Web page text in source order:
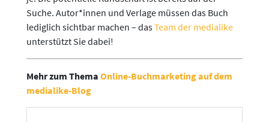
Suche. Autor*innen und Verlage müssen das Buch
lediglich sichtbar machen – dasTeam der medialike
unterstützt Sie dabei!
Mehr zum Thema Online-Buchmarketing auf dem
medialike-Blog